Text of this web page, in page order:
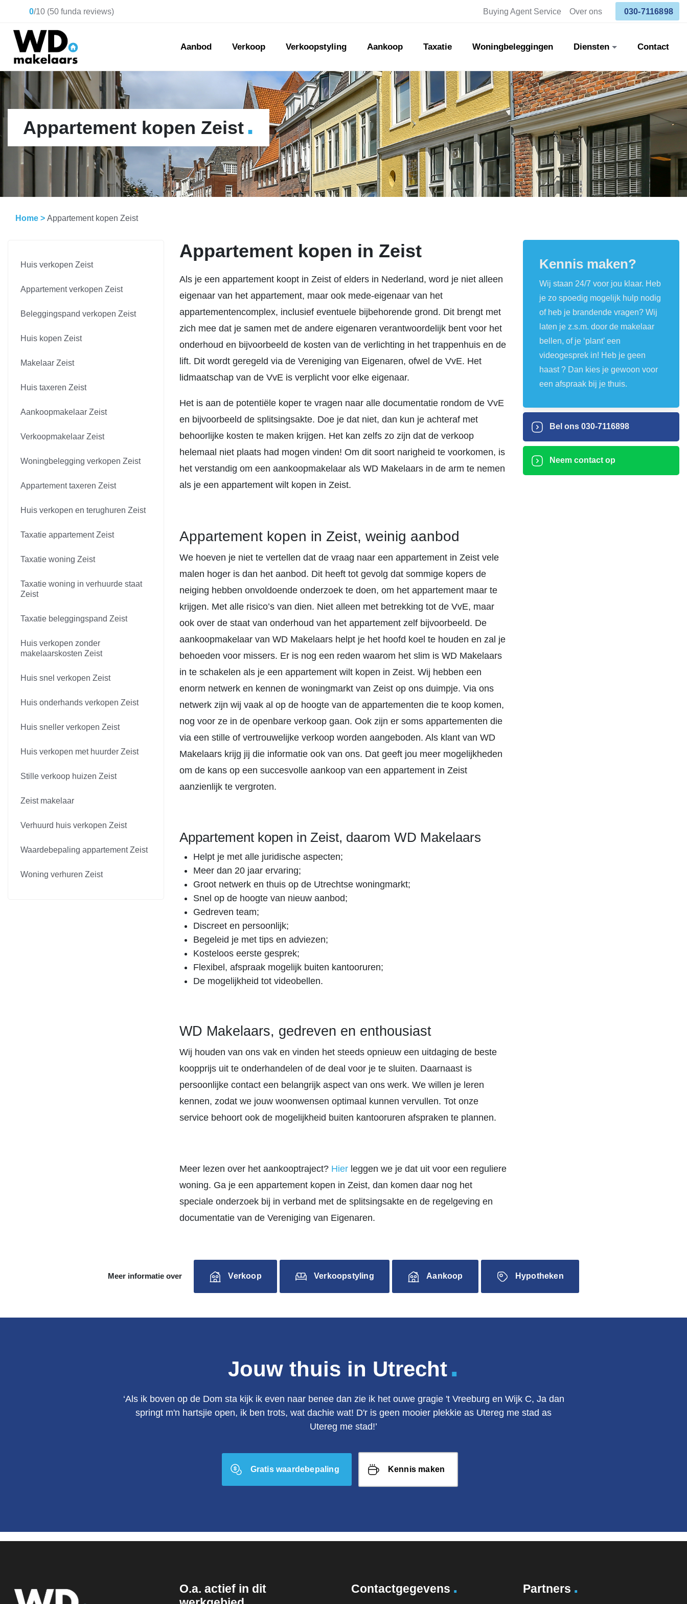
0/10 (50 funda reviews) Buying Agent Service Over ons 030-7116898
Aanbod Verkoop Verkoopstyling Aankoop Taxatie Woningbeleggingen Diensten Contact
Appartement kopen Zeist.
Home > Appartement kopen Zeist
Huis verkopen Zeist
Appartement verkopen Zeist
Beleggingspand verkopen Zeist
Huis kopen Zeist
Makelaar Zeist
Huis taxeren Zeist
Aankoopmakelaar Zeist
Verkoopmakelaar Zeist
Woningbelegging verkopen Zeist
Appartement taxeren Zeist
Huis verkopen en terughuren Zeist
Taxatie appartement Zeist
Taxatie woning Zeist
Taxatie woning in verhuurde staat
Zeist
Taxatie beleggingspand Zeist
Huis verkopen zonder
makelaarskosten Zeist
Huis snel verkopen Zeist
Huis onderhands verkopen Zeist
Huis sneller verkopen Zeist
Huis verkopen met huurder Zeist
Stille verkoop huizen Zeist
Zeist makelaar
Verhuurd huis verkopen Zeist
Waardebepaling appartement Zeist
Woning verhuren Zeist
Appartement kopen in Zeist
Als je een appartement koopt in Zeist of elders in Nederland, word je niet alleen
eigenaar van het appartement, maar ook mede-eigenaar van het
appartementencomplex, inclusief eventuele bijbehorende grond. Dit brengt met
zich mee dat je samen met de andere eigenaren verantwoordelijk bent voor het
onderhoud en bijvoorbeeld de kosten van de verlichting in het trappenhuis en de
lift. Dit wordt geregeld via de Vereniging van Eigenaren, ofwel de VvE. Het
lidmaatschap van de VvE is verplicht voor elke eigenaar.
Het is aan de potentiële koper te vragen naar alle documentatie rondom de VvE
en bijvoorbeeld de splitsingsakte. Doe je dat niet, dan kun je achteraf met
behoorlijke kosten te maken krijgen. Het kan zelfs zo zijn dat de verkoop
helemaal niet plaats had mogen vinden! Om dit soort narigheid te voorkomen, is
het verstandig om een aankoopmakelaar als WD Makelaars in de arm te nemen
als je een appartement wilt kopen in Zeist.
Appartement kopen in Zeist, weinig aanbod
We hoeven je niet te vertellen dat de vraag naar een appartement in Zeist vele
malen hoger is dan het aanbod. Dit heeft tot gevolg dat sommige kopers de
neiging hebben onvoldoende onderzoek te doen, om het appartement maar te
krijgen. Met alle risico’s van dien. Niet alleen met betrekking tot de VvE, maar
ook over de staat van onderhoud van het appartement zelf bijvoorbeeld. De
aankoopmakelaar van WD Makelaars helpt je het hoofd koel te houden en zal je
behoeden voor missers. Er is nog een reden waarom het slim is WD Makelaars
in te schakelen als je een appartement wilt kopen in Zeist. Wij hebben een
enorm netwerk en kennen de woningmarkt van Zeist op ons duimpje. Via ons
netwerk zijn wij vaak al op de hoogte van de appartementen die te koop komen,
nog voor ze in de openbare verkoop gaan. Ook zijn er soms appartementen die
via een stille of vertrouwelijke verkoop worden aangeboden. Als klant van WD
Makelaars krijg jij die informatie ook van ons. Dat geeft jou meer mogelijkheden
om de kans op een succesvolle aankoop van een appartement in Zeist
aanzienlijk te vergroten.
Appartement kopen in Zeist, daarom WD Makelaars
Helpt je met alle juridische aspecten;
Meer dan 20 jaar ervaring;
Groot netwerk en thuis op de Utrechtse woningmarkt;
Snel op de hoogte van nieuw aanbod;
Gedreven team;
Discreet en persoonlijk;
Begeleid je met tips en adviezen;
Kosteloos eerste gesprek;
Flexibel, afspraak mogelijk buiten kantooruren;
De mogelijkheid tot videobellen.
WD Makelaars, gedreven en enthousiast
Wij houden van ons vak en vinden het steeds opnieuw een uitdaging de beste
koopprijs uit te onderhandelen of de deal voor je te sluiten. Daarnaast is
persoonlijke contact een belangrijk aspect van ons werk. We willen je leren
kennen, zodat we jouw woonwensen optimaal kunnen vervullen. Tot onze
service behoort ook de mogelijkheid buiten kantooruren afspraken te plannen.
Meer lezen over het aankooptraject? Hier leggen we je dat uit voor een reguliere
woning. Ga je een appartement kopen in Zeist, dan komen daar nog het
speciale onderzoek bij in verband met de splitsingsakte en de regelgeving en
documentatie van de Vereniging van Eigenaren.
Kennis maken?
Wij staan 24/7 voor jou klaar. Heb
je zo spoedig mogelijk hulp nodig
of heb je brandende vragen? Wij
laten je z.s.m. door de makelaar
bellen, of je ‘plant’ een
videogesprek in! Heb je geen
haast ? Dan kies je gewoon voor
een afspraak bij je thuis.
Bel ons 030-7116898
Neem contact op
Meer informatie over Verkoop Verkoopstyling Aankoop Hypotheken
Jouw thuis in Utrecht.
‘Als ik boven op de Dom sta kijk ik even naar benee dan zie ik het ouwe gragie 't Vreeburg en Wijk C, Ja dan
springt m'n hartsjie open, ik ben trots, wat dachie wat! D'r is geen mooier plekkie as Utereg me stad as
Utereg me stad!’
Gratis waardebepaling Kennis maken
O.a. actief in dit
Contactgegevens . Partners .